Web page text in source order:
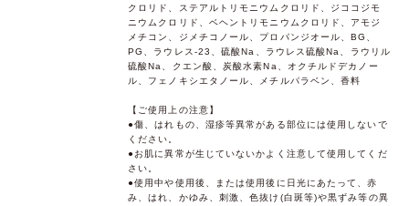
クロリド、ステアルトリモニウムクロリド、ジココジモ
ニウムクロリド、ベヘントリモニウムクロリド、アモジ
メチコン、ジメチコノール、プロパンジオール、BG、
PG、ラウレス-23、硫酸Na、ラウレス硫酸Na、ラウリル
硫酸Na、クエン酸、炭酸水素Na、オクチルドデカノー
ル、フェノキシエタノール、メチルパラベン、香料
【ご使用上の注意】
●傷、はれもの、湿疹等異常がある部位には使用しないで
ください。
●お肌に異常が生じていないかよく注意して使用してくだ
さい。
●使用中や使用後、または使用後に日光にあたって、赤
み、はれ、かゆみ、刺激、色抜け(白斑等)や黒ずみ等の異